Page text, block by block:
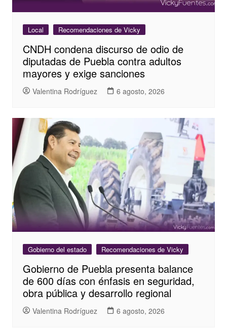
Local Recomendaciones de Vicky
CNDH condena discurso de odio de
diputadas de Puebla contra adultos
mayores y exige sanciones
Valentina Rodríguez 6 agosto, 2026
Gobierno del estado Recomendaciones de Vicky
Gobierno de Puebla presenta balance
de 600 días con énfasis en seguridad,
obra pública y desarrollo regional
Valentina Rodríguez 6 agosto, 2026